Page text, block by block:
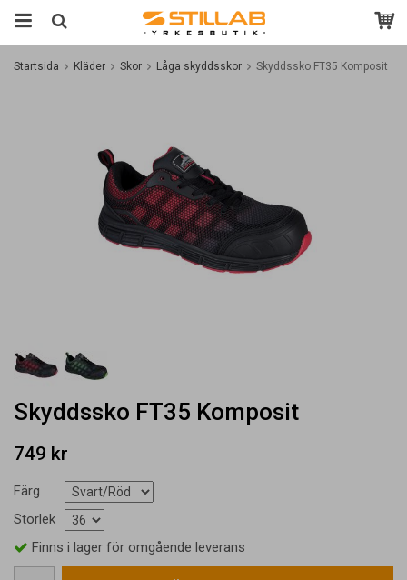
Startsida Kläder Skor Låga skyddsskor Skyddssko FT35 Komposit
Skyddssko FT35 Komposit
749 kr
Färg
Storlek
Finns i lager för omgående leverans